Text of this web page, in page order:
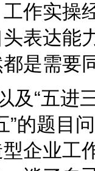
作实操
表达能
是需要
及“五进
”的题目
企业工